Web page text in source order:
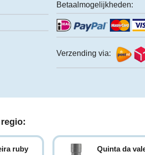
Betaalmogelijkheden:
Verzending via:
ruby
Quinta da